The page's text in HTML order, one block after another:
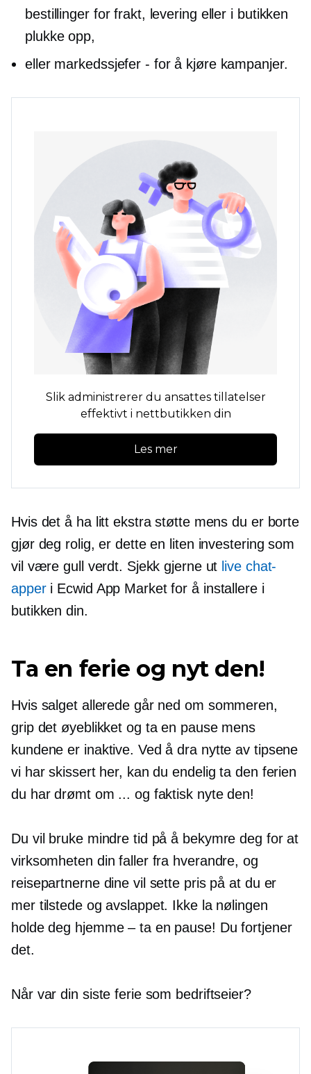
bestillinger for frakt, levering eller i butikken
plukke opp,
eller markedssjefer - for å kjøre kampanjer.
Slik administrerer du ansattes tillatelser
effektivt i nettbutikken din
Les mer
Hvis det å ha litt ekstra støtte mens du er borte
gjør deg rolig, er dette en liten investering som
vil være gull verdt. Sjekk gjerne ut live chat-
apperi Ecwid App Market for å installere i
butikken din.
Ta en ferie og nyt den!
Hvis salget allerede går ned om sommeren,
grip det øyeblikket og ta en pause mens
kundene er inaktive. Ved å dra nytte av tipsene
vi har skissert her, kan du endelig ta den ferien
du har drømt om ... og faktisk nyte den!
Du vil bruke mindre tid på å bekymre deg for at
virksomheten din faller fra hverandre, og
reisepartnerne dine vil sette pris på at du er
mer tilstede og avslappet. Ikke la nølingen
holde deg hjemme – ta en pause! Du fortjener
det.
Når var din siste ferie som bedriftseier?